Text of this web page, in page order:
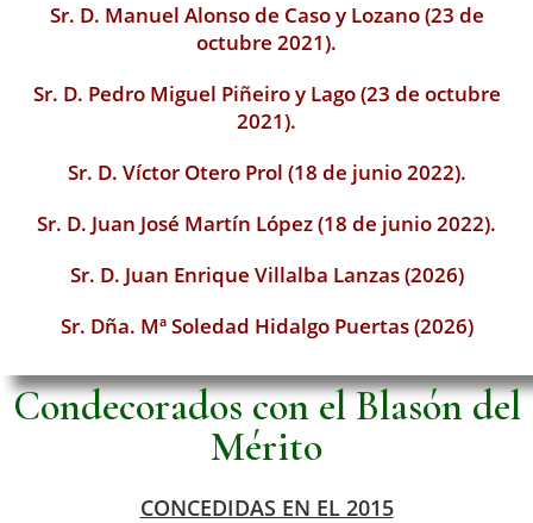
Sr. D. Manuel Alonso de Caso y Lozano (23 de
octubre 2021).
Sr. D. Pedro Miguel Piñeiro y Lago (23 de octubre
2021).
Sr. D. Víctor Otero Prol (18 de junio 2022).
Sr. D. Juan José Martín López (18 de junio 2022).
Sr. D. Juan Enrique Villalba Lanzas (2026)
Sr. Dña. Mª Soledad Hidalgo Puertas (2026)
Condecorados con el Blasón del
Mérito
CONCEDIDAS EN EL 2015